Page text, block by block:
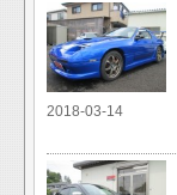
2018-03-14